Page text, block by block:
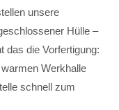
unsere
Hülle –
das die Vorfertigung:
Werkhalle
schnell zum